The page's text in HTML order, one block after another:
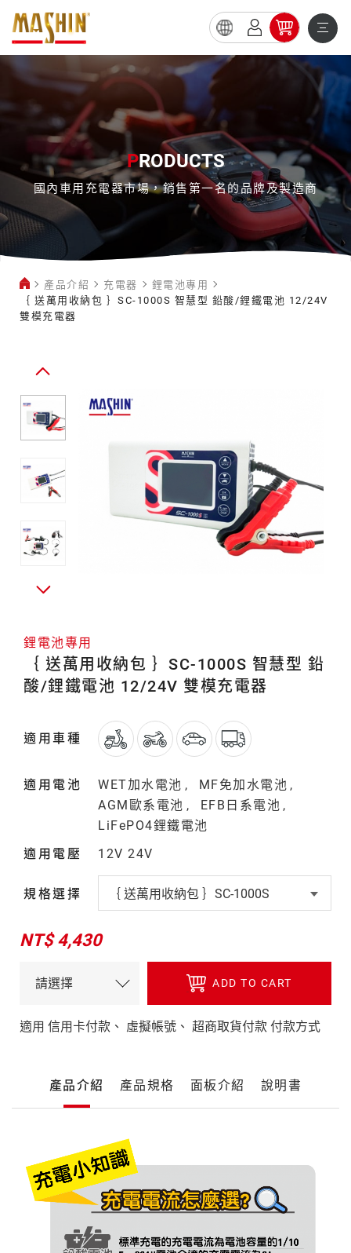
｛
送
萬
收
納
｝
SC-
智
慧
鋰
12/24V
雙
模
PRODUCTS
國內車用充電器市場，銷售第一名的品牌及製造商
產品介紹 充電器
鋰電池專用
｛ 送萬用收納包 ｝SC-1000S 智慧型 鉛酸/鋰鐵電池 12/24V
雙模充電器
專
用
鋰電池專用
｛ 送萬用收納包 ｝SC-1000S 智慧型 鉛
酸/鋰鐵電池 12/24V 雙模充電器
適用車種
適用電池 WET加水電池
MF免加水電池
AGM歐系電池
EFB日系電池
LiFePO4鋰鐵電池
適用電壓
12V 24V
規格選擇
NT$ 4,430
ADD TO CART
適用 信用卡付款、 虛擬帳號、 超商取貨付款 付款方式
詳
產品介紹 產品規格 面板介紹 說明書
介
紹